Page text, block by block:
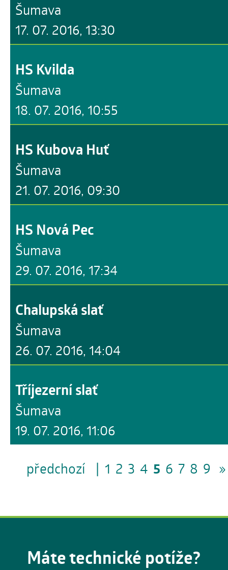
17. 07. 2016, 13:30
Šumava
18. 07. 2016, 10:55
HS Kvilda
Šumava
21. 07. 2016, 09:30
HS Kubova Huť
Šumava
29. 07. 2016, 17:34
HS Nová Pec
Šumava
26. 07. 2016, 14:04
Chalupská slať
Šumava
19. 07. 2016, 11:06
Tříjezerní slať
Šumava
předchozí | 1 2 3 4 5 6 7 8 9 »
Máte technické potíže?